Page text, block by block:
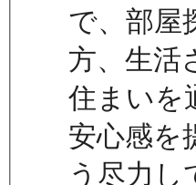
で、部屋
方、生活
住まいを
安心感を
う尽力し